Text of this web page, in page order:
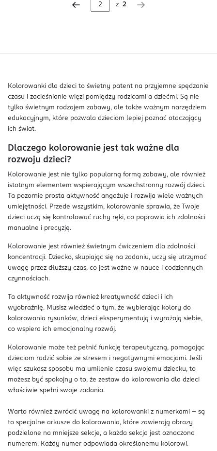
z 2
Kolorowanki dla dzieci to świetny patent na przyjemne spędzanie
czasu i zacieśnianie więzi pomiędzy rodzicami a dziećmi. Są nie
tylko świetnym rodzajem zabawy, ale także ważnym narzędziem
edukacyjnym, które pozwala dzieciom lepiej poznać otaczający
ich świat.
Dlaczego kolorowanie jest tak ważne dla
rozwoju dzieci?
Kolorowanie jest nie tylko popularną formą zabawy, ale również
istotnym elementem wspierającym wszechstronny rozwój dzieci.
Ta pozornie prosta aktywność angażuje i rozwija wiele ważnych
umiejętności. Przede wszystkim, kolorowanie sprawia, że Twoje
dzieci uczą się kontrolować ruchy ręki, co poprawia ich zdolności
manualne i precyzję.
Kolorowanie jest również świetnym ćwiczeniem dla zdolności
koncentracji. Dziecko, skupiając się na zadaniu, uczy się utrzymać
uwagę przez dłuższy czas, co jest ważne w nauce i codziennych
czynnościach.
Ta aktywność rozwija również kreatywność dzieci i ich
wyobraźnię. Musisz wiedzieć o tym, że wybierając kolory do
kolorowania rysunków, dzieci eksperymentują i wyrażają siebie,
co wspiera ich emocjonalny rozwój.
Kolorowanie może też pełnić funkcję terapeutyczną, pomagając
dzieciom radzić sobie ze stresem i negatywnymi emocjami. Jeśli
więc szukasz sposobu ma umilenie czasu swojemu dziecku, to
możesz być spokojny o to, że zestaw do kolorowania dla dzieci
właściwie spełni swoje zadania.
Warto również zwrócić uwagę na kolorowanki z numerkami - są
to specjalne arkusze do kolorowania, które zawierają obrazy
podzielone na mniejsze sekcje, a każda sekcja jest oznaczona
numerem. Każdy numer odpowiada określonemu kolorowi.